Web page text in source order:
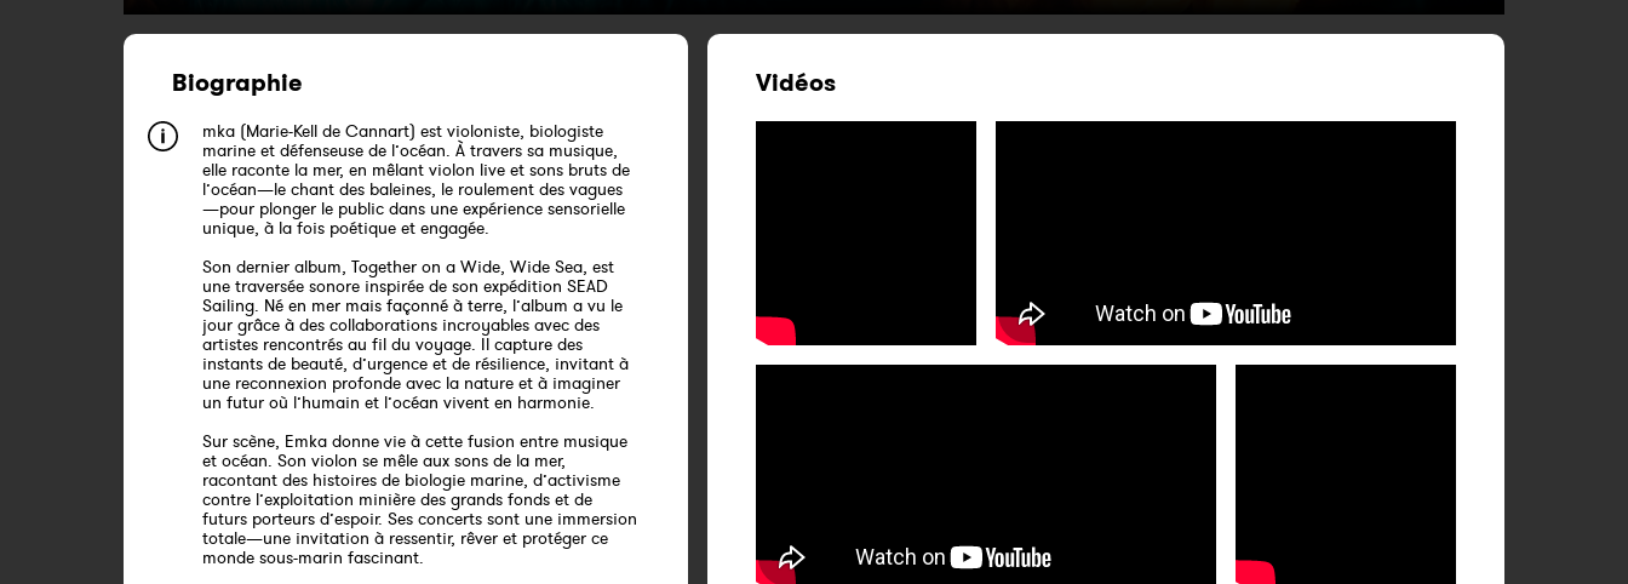
Biographie
mka (Marie-Kell de Cannart) est violoniste, biologiste
marine et défenseuse de l’océan. À travers sa musique,
elle raconte la mer, en mêlant violon live et sons bruts de
l’océan—le chant des baleines, le roulement des vagues
—pour plonger le public dans une expérience sensorielle
unique, à la fois poétique et engagée.
Son dernier album, Together on a Wide, Wide Sea, est
une traversée sonore inspirée de son expédition SEAD
Sailing. Né en mer mais façonné à terre, l’album a vu le
jour grâce à des collaborations incroyables avec des
artistes rencontrés au fil du voyage. Il capture des
instants de beauté, d’urgence et de résilience, invitant à
une reconnexion profonde avec la nature et à imaginer
un futur où l’humain et l’océan vivent en harmonie.
Sur scène, Emka donne vie à cette fusion entre musique
et océan. Son violon se mêle aux sons de la mer,
racontant des histoires de biologie marine, d’activisme
contre l’exploitation minière des grands fonds et de
futurs porteurs d’espoir. Ses concerts sont une immersion
totale—une invitation à ressentir, rêver et protéger ce
monde sous-marin fascinant.
Vidéos